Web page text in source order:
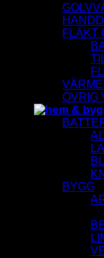
FLÄKT
ÖVRIG
BYGG